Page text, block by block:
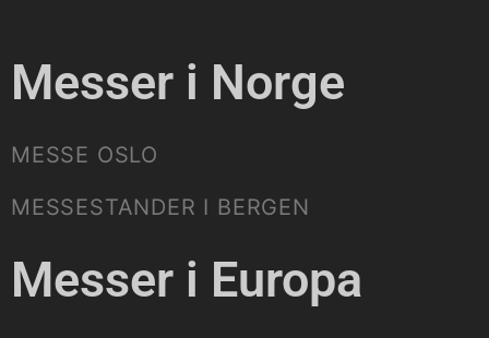
Messer i Norge
MESSE OSLO
MESSESTANDER I BERGEN
Messer i Europa